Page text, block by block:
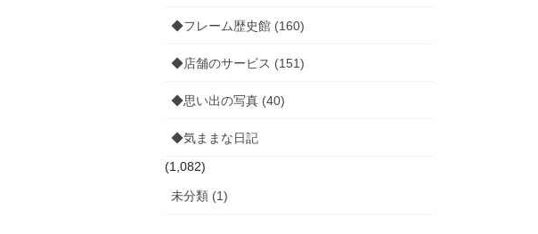
◆フレーム歴史館 (160)
◆店舗のサービス (151)
◆思い出の写真 (40)
◆気ままな日記
(1,082)
未分類 (1)